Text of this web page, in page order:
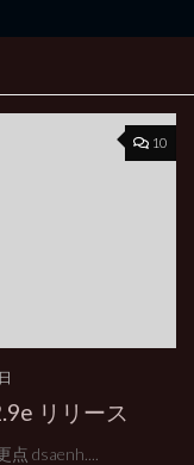
10
リリース
dsaenh....